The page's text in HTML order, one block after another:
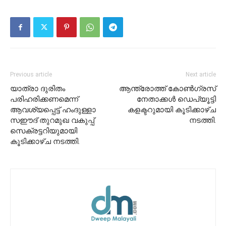
Previous article
യാത്രാ ദുരിതം
പരിഹരിക്കണമെന്ന്
ആവശ്യപ്പെട്ട് ഹംദുള്ളാ
സഈദ് തുറമുഖ വകുപ്പ്
സെക്രട്ടറിയുമായി
കൂടിക്കാഴ്ച നടത്തി.
Next article
ആന്ത്രോത്ത് കോൺഗ്രസ്
നേതാക്കൾ ഡെപ്യൂട്ടി
കളക്ടറുമായി കൂടിക്കാഴ്ച
നടത്തി.